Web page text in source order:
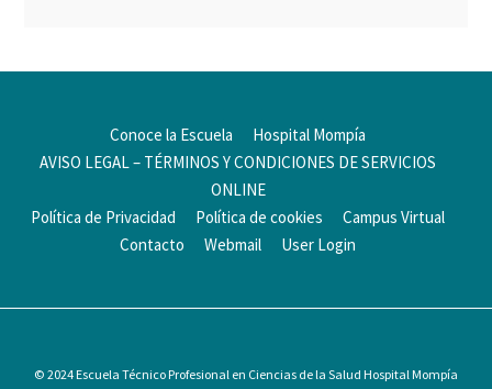
Conoce la Escuela
Hospital Mompía
AVISO LEGAL – TÉRMINOS Y CONDICIONES DE SERVICIOS
ONLINE
Política de Privacidad
Política de cookies
Campus Virtual
Contacto
Webmail User Login
© 2024 Escuela Técnico Profesional en Ciencias de la Salud Hospital Mompía